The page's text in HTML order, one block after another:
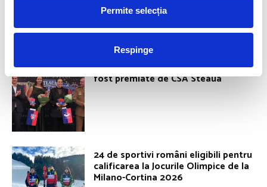
Permite selecția
Respinge
podium
Simona Radiș și Magdalena Rusu au
fost premiate de CSA Steaua
24 de sportivi români eligibili pentru
calificarea la Jocurile Olimpice de la
Milano-Cortina 2026